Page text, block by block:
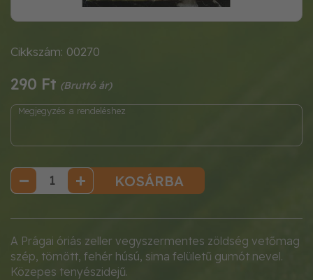
Cikkszám: 00270
290 Ft
KOSÁRBA
A Prágai óriás zeller vegyszermentes zöldség vetőmag
szép, tömött, fehér húsú, sima felületű gumót nevel.
Közepes tenyészidejű.